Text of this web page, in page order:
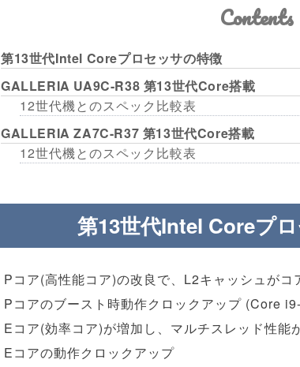
Contents
第13世代Intel Coreプロセッサの特徴
GALLERIA UA9C-R38 第13世代Core搭載
12世代機とのスペック比較表
GALLERIA ZA7C-R37 第13世代Core搭載
12世代機とのスペック比較表
第13世代Intel Coreプ
Pコア(高性能コア)の改良で、L2キャッシュが
Pコアのブースト時動作クロックアップ (Core
Eコア(効率コア)が増加し、マルチスレッド性能
Eコアの動作クロックアップ